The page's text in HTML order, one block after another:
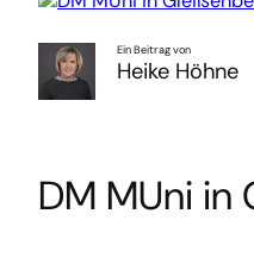
Ein Beitrag von
Heike Höhne
DM MUni in